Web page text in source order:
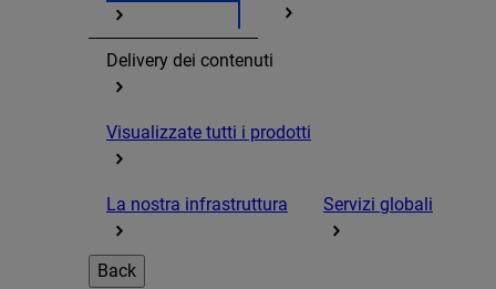
Delivery dei contenuti
Visualizzate tutti i prodotti
La nostra infrastruttura Servizi globali
Back